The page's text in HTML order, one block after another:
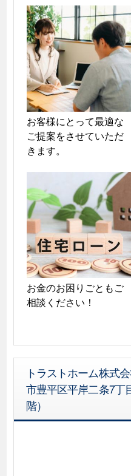
お客様にとって最適な
ご提案をさせていただ
きます。
お金のお困りごともご
相談ください！
トラストホーム株式
市豊平区平岸二条7丁
階）